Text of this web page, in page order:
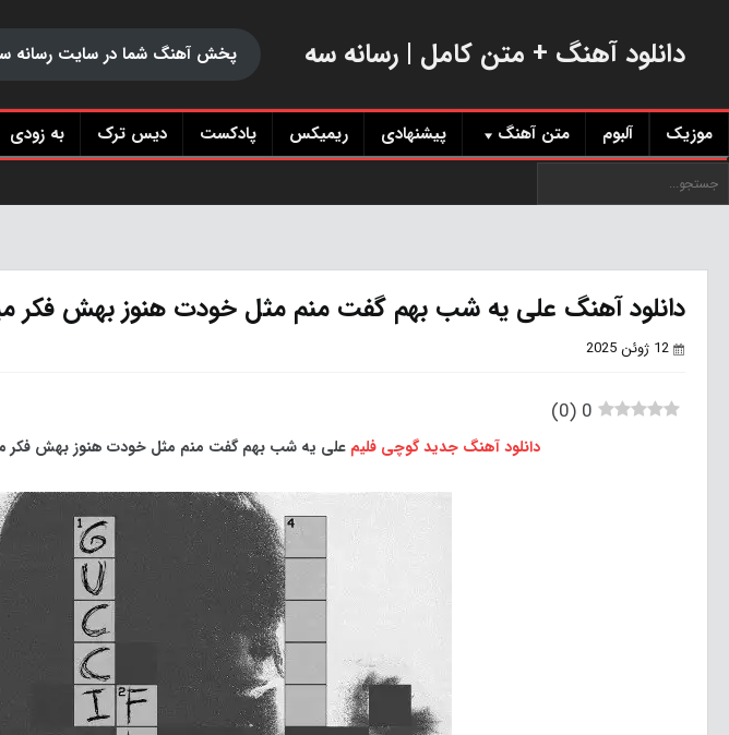
دانلود آهنگ + متن کامل | رسانه سه پخش آهنگ شما در سایت رسانه
موزیک آلبوم متن آهنگ پیشنهادی ریمیکس پادکست دیس ترک به زودی
دانلود آهنگ علی یه شب بهم گفت منم مثل خودت هنوز بهش فکر
12 ژوئن 2025
0
(
0
)
دانلود آهنگ جدیدگوچی فلیم علی یه شب بهم گفت منم مثل خودت هنوز بهش فکر